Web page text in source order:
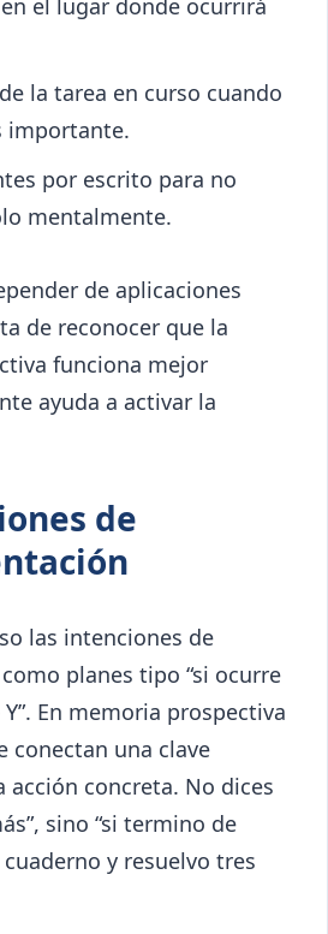
el lugar donde ocurrirá
la tarea en curso cuando
importante.
por escrito para no
mentalmente.
de aplicaciones
de reconocer que la
funciona mejor
ayuda a activar la
de
las intenciones de
planes tipo “si ocurre
En memoria prospectiva
conectan una clave
acción concreta. No dices
sino “si termino de
y resuelvo tres